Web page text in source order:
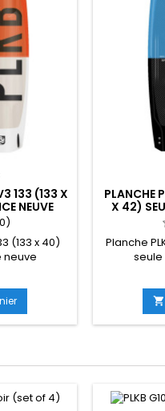
133 (133 X
NEUVE
(133 x 40)
neuve
PLANCHE
X 42)
Planche
